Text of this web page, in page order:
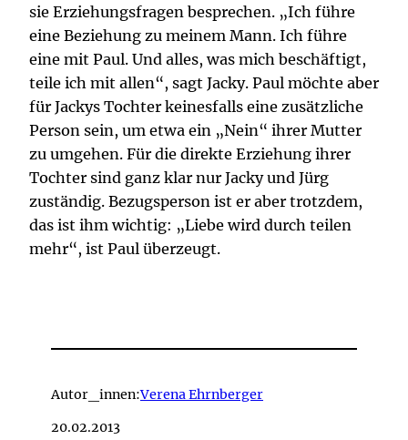
sie Erziehungsfragen besprechen. „Ich führe
eine Beziehung zu meinem Mann. Ich führe
eine mit Paul. Und alles, was mich beschäftigt,
teile ich mit allen“, sagt Jacky. Paul möchte aber
für Jackys Tochter keinesfalls eine zusätzliche
Person sein, um etwa ein „Nein“ ihrer Mutter
zu umgehen. Für die direkte Erziehung ihrer
Tochter sind ganz klar nur Jacky und Jürg
zuständig. Bezugsperson ist er aber trotzdem,
das ist ihm wichtig: „Liebe wird durch teilen
mehr“, ist Paul überzeugt.
Autor_innen:Verena Ehrnberger
20.02.2013